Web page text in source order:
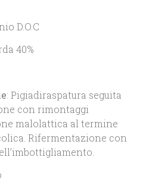
D.O.C
40%
: Pigiadiraspatura seguita
con rimontaggi
malolattica al termine
Rifermentazione con